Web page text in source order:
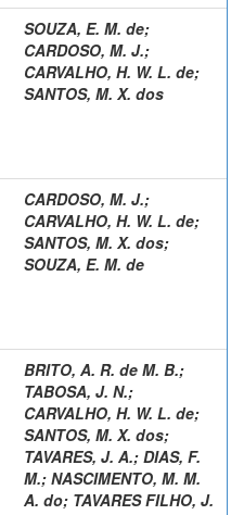
SOUZA, E. M. de;
CARDOSO, M. J.;
CARVALHO, H. W. L. de;
SANTOS, M. X. dos
CARDOSO, M. J.;
CARVALHO, H. W. L. de;
SANTOS, M. X. dos;
SOUZA, E. M. de
BRITO, A. R. de M. B.;
TABOSA, J. N.;
CARVALHO, H. W. L. de;
SANTOS, M. X. dos;
TAVARES, J. A.; DIAS, F.
M.; NASCIMENTO, M. M.
A. do; TAVARES FILHO, J.